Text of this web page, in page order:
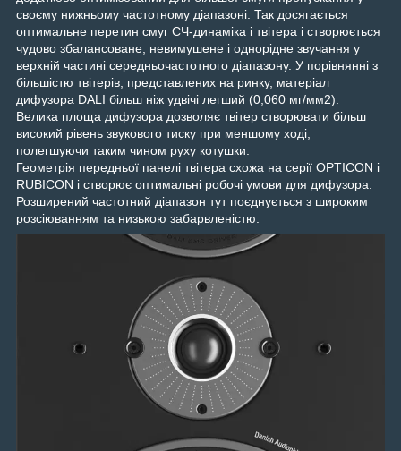
своєму нижньому частотному діапазоні. Так досягається
оптимальне перетин смуг СЧ-динаміка і твітера і створюється
чудово збалансоване, невимушене і однорідне звучання у
верхній частині середньочастотного діапазону. У порівнянні з
більшістю твітерів, представлених на ринку, матеріал
дифузора DALI більш ніж удвічі легший (0,060 мг/мм2).
Велика площа дифузора дозволяє твітер створювати більш
високий рівень звукового тиску при меншому ході,
полегшуючи таким чином руху котушки.
Геометрія передньої панелі твітера схожа на серії OPTICON і
RUBICON і створює оптимальні робочі умови для дифузора.
Розширений частотний діапазон тут поєднується з широким
розсіюванням та низькою забарвленістю.